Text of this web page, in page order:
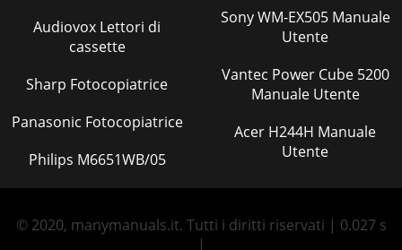
Audiovox Lettori di
cassette
Sharp Fotocopiatrice
Panasonic Fotocopiatrice
Philips M6651WB/05
Sony WM-EX505 Manuale
Utente
Vantec Power Cube 5200
Manuale Utente
Acer H244H Manuale
Utente
© 2020, manymanuals.it. Tutti i diritti riservati | 0.027 s
|